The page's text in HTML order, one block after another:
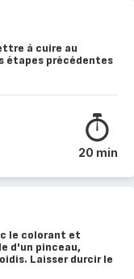
à cuire au
étapes précédentes
20 min
le colorant et
d'un pinceau,
Laisser durcir le